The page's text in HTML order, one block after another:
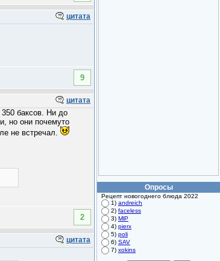
цитата
9
цитата
350 баксов. Ни до
но они почемуто
не встречал.
2
цитата
Опросы
Рецепт новогоднего блюда 2022
1) andreich
2) faceless
3) MlP
4) pierx
5) poli
6) SAV
7) xokins